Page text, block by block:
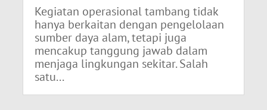
Kegiatan operasional tambang tidak
hanya berkaitan dengan pengelolaan
sumber daya alam, tetapi juga
mencakup tanggung jawab dalam
menjaga lingkungan sekitar. Salah
satu...